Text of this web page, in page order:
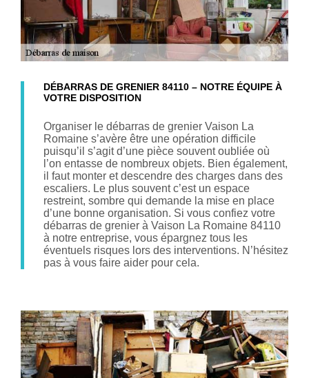
DÉBARRAS DE GRENIER 84110 – NOTRE ÉQUIPE À
VOTRE DISPOSITION
Organiser le débarras de grenier Vaison La
Romaine s’avère être une opération difficile
puisqu’il s’agit d’une pièce souvent oubliée où
l’on entasse de nombreux objets. Bien également,
il faut monter et descendre des charges dans des
escaliers. Le plus souvent c’est un espace
restreint, sombre qui demande la mise en place
d’une bonne organisation. Si vous confiez votre
débarras de grenier à Vaison La Romaine 84110
à notre entreprise, vous épargnez tous les
éventuels risques lors des interventions. N’hésitez
pas à vous faire aider pour cela.